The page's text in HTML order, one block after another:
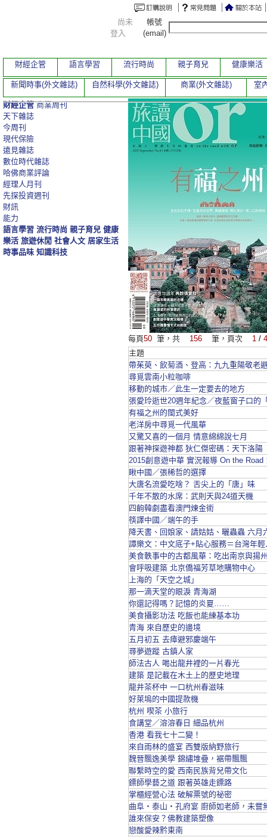
每頁50 筆，共 156 筆，頁次 1 /
主題
帶茱萸、飲菊酒、登高：九九重陽敬老
尋覓雲南小粒咖啡
移動的城市／此生一定要去的地方
張愛玲逝世20週年紀念／夜藍窗子口的
有福之州的閩式美好
老洋房中尋覓一代風華
又驚又喜的一個月 情意綿綿說七月
跟著神探遊神都 狄仁傑密碼：天下洛陽
2015創意遊中華 實況報導 On the Road
瞅中國／張稀哲的選擇
大唐名流愛吃啥？ 舌尖上的「唐」味
千年不散的水席：武則天與24道天機
四齣韓劇盡看澳門煉金術
筷譯中國／端午的手
降天書、回娘家、請姑姑、曬蟲蟲 六月
譚樂文：中文底子+貼心服務＝台灣年
美食軼事中的古都風華：吃出南京與揚
會呼吸建築 北京僑福芳草地購物中心
上海的「天空之城」
那一滴天堂的眼淚 青海湖
你還記得嗎？記憶的炎夏……
美食攝影功法 吃飯也能練基本功
青海 來自歷史的邊境
五月初五 去瘴避邪慶端午
尋夢遊蹤 古鎮人家
師法古人 喝出龍井裡的一片春光
建築 是記載在木土上的歷史地理
龍井茶杯中 一口杭州春滋味
好萊塢的中國提款機
杭州 喫茶 小旅行
食講堂／溶溶春日 細品杭州
香港 看我七十二變！
來自雨林的盛宴 西雙版納野旅行
魏晉飄逸美學 錦繡堆疊，裾帶飄飄
聯繫時空的愛 西南民族背兒帶文化
鏢師學藝之道 跟著英雄走鏢路
掌櫃經營心法 破解票號的祕密
曲阜‧泰山‧孔府宴 廚師如老師，未嘗
誰來保安？佛教建築塑像
戀酸愛辣黔東南
財經企管 商業周刊
天下雜誌
今周刊
現代保險
遠見雜誌
數位時代雜誌
哈佛商業評論
經理人月刊
先探投資週刊
財訊
能力
語言學習 流行時尚 親子育兒 健康
樂活 旅遊休閒 社會人文 居家生活
時事品味 知識科技
尚未
登入
帳號
(email)
財經企管 語言學習 流行時尚 親子育兒 健康樂活
新聞時事(外文雜誌) 自然科學(外文雜誌) 商業(外文雜誌) 室